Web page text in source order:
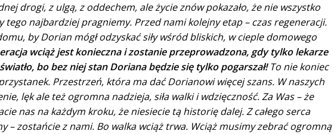
drogi, z ulgą, z oddechem, ale życie znów pokazało, że nie wszystko
tego najbardziej pragniemy. Przed nami kolejny etap – czas regeneracji.
by Dorian mógł odzyskać siły wśród bliskich, w cieple domowego
wciąż jest konieczna i zostanie przeprowadzona, gdy tylko lekarze
bo bez niej stan Doriana będzie się tylko pogarszał!To nie koniec
Przestrzeń, która ma dać Dorianowi więcej szans. W naszych
lęk ale też ogromna nadzieja, siła walki i wdzięczność. Za Was – że
nas na każdym kroku, że niesiecie tą historię dalej. Z całego serca
– zostańcie z nami. Bo walka wciąż trwa. Wciąż musimy zebrać ogromną